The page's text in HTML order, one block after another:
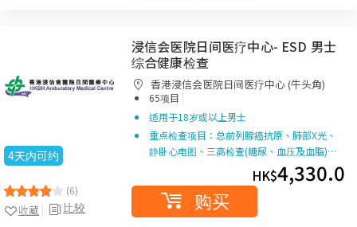
4天内可约
(6)
比较
收藏
浸信会医院日间医疗中心- ESD 男士
综合健康检查
香港浸信会医院日间医疗中心 (牛头角)
65项目 |
适用于18岁或以上男士
重点检查项目：总前列腺癌抗原、肺部X光、
静卧心电图、三高检查(糖尿、血压及血脂)…
HK$4,330.0
购买